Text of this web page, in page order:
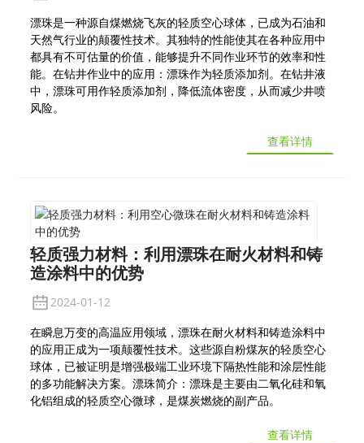
漂珠是一种源自煤燃烧飞灰的轻质空心球体，已成为石油和
天然气行业的颠覆性技术。其独特的性能使其在各种应用中
都具有不可估量的价值，能够提升不同作业环节的效率和性
能。在钻井作业中的应用：漂珠作为轻质添加剂。在钻井液
中，漂珠可用作轻质添加剂，降低流体密度，从而减少井喷
风险。
查看详情
轻质强力材料：利用漂珠在耐火材料和铸
造涂料中的优势
2024-01-12
在瞬息万变的高温应用领域，漂珠在耐火材料和铸造涂料中
的应用正成为一项颠覆性技术。这些源自粉煤灰的轻质空心
球体，已被证明是增强极端工业环境下隔热性能和涂层性能
的多功能解决方案。漂珠简介：漂珠是主要由二氧化硅和氧
化铝组成的轻质空心微球，是煤炭燃烧的副产品。
查看详情